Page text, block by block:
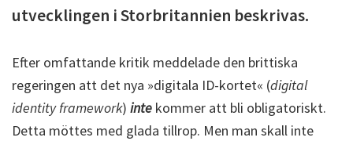
utvecklingen i Storbritannien beskrivas.
Efter omfattande kritik meddelade den brittiska
regeringen att det nya »digitala ID-kortet« (digital
identity framework) inte kommer att bli obligatoriskt.
Detta möttes med glada tillrop. Men man skall inte